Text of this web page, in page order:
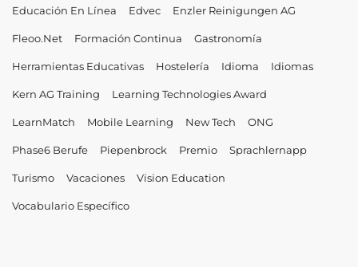
Educación En Línea Edvec Enzler Reinigungen AG
Fleoo.net Formación Continua Gastronomía
Herramientas Educativas Hostelería Idioma Idiomas
Kern AG Training Learning Technologies Award
LearnMatch Mobile Learning New Tech ONG
Phase6 Berufe Piepenbrock Premio Sprachlernapp
Turismo Vacaciones Vision Education
Vocabulario Específico